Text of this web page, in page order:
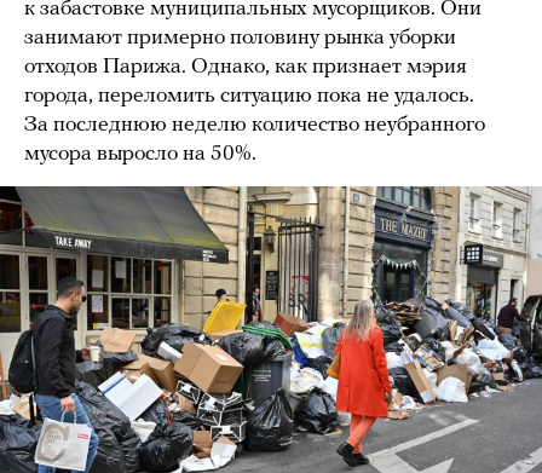
к забастовке муниципальных мусорщиков. Они
занимают примерно половину рынка уборки
отходов Парижа. Однако, как признает мэрия
города, переломить ситуацию пока не удалось.
За последнюю неделю количество неубранного
мусора выросло на 50%.